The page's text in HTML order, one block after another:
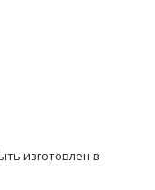
изготовлен в